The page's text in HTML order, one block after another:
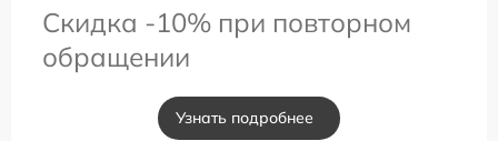
Скидка -10% при повторном
обращении
Узнать подробнее